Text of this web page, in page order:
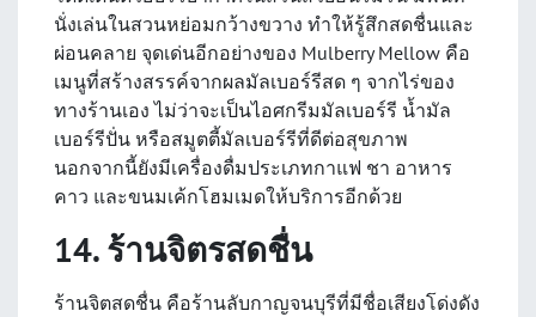
นั่งเล่นในสวนหย่อมกว้างขวาง ทำให้รู้สึกสดชื่นและ
ผ่อนคลาย จุดเด่นอีกอย่างของ Mulberry Mellow คือ
เมนูที่สร้างสรรค์จากผลมัลเบอร์รีสด ๆ จากไร่ของ
ทางร้านเอง ไม่ว่าจะเป็นไอศกรีมมัลเบอร์รี น้ำมัล
เบอร์รีปั่น หรือสมูตตี้มัลเบอร์รีที่ดีต่อสุขภาพ
นอกจากนี้ยังมีเครื่องดื่มประเภทกาแฟ ชา อาหาร
คาว และขนมเค้กโฮมเมดให้บริการอีกด้วย
14. ร้านจิตรสดชื่น
ร้านจิตสดชื่น คือร้านลับกาญจนบุรีที่มีชื่อเสียงโด่งดัง